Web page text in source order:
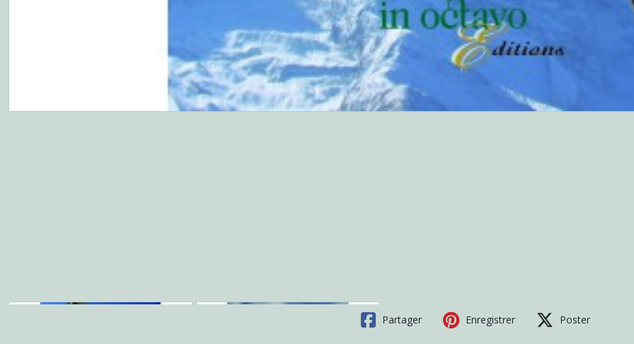
Partager Enregistrer Poster